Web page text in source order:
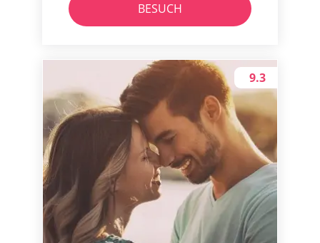
BESUCH
9.3